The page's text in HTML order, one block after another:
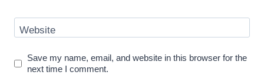
Website
Save my name, email, and website in this browser for the
next time I comment.